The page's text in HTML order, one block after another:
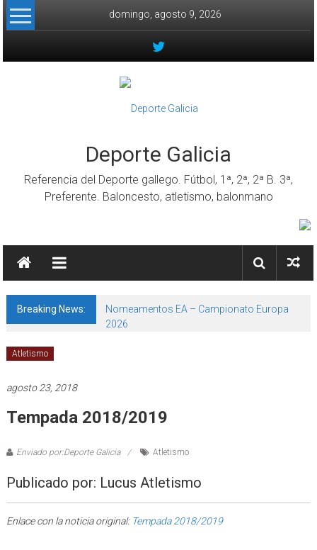
Skip to content
domingo, agosto 9, 2026
Deporte Galicia
Referencia del Deporte gallego. Fútbol, 1ª, 2ª, 2ª B. 3ª,
Preferente. Baloncesto, atletismo, balonmano
Breaking News:
Nomeamentos EA – Campionato Europa
2026
Atletismo
agosto 23, 2018
Tempada 2018/2019
Enviado por:Deporte Galicia Atletismo
Publicado por: Lucus Atletismo
Enlace con la noticia original: Tempada 2018/2019